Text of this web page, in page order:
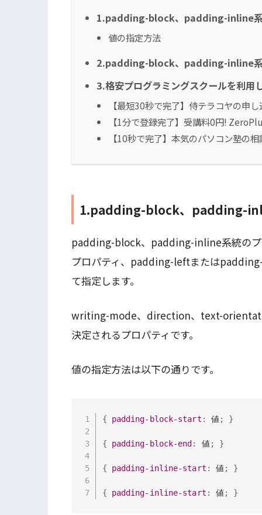
1.padding-block、padding-inline系
値の指定方法
2.padding-block、padding-inline系
3.格安プログラミングスクールを利用
【最短30秒で完了】侍テラコヤの申
【1分で登録完了】受講料0円!
【10秒で完了】本気のパソコン塾の
1.padding-block、padding-
padding-block、padding-inline系統の
プロパティ、padding-leftまたは
て指定します。
writing-mode、direction、text-
決定されるプロパティです。
値の指定方法は以下の通りです。
{ padding-block-start : 値 ; }
{ padding-block-end: 値 ; }
{ padding-inline-start : 値 ; }
{ padding-inline-start : 値 ; }